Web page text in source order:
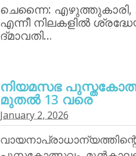
ചെന്നൈ: എഴുത്തുകാരി,
എന്നീ നിലകളില്‍
ദ്മാവതി…
നിയമസഭ
മുതല്‍ 13 വരെ
January 2, 2026